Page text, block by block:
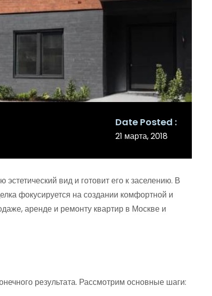
Date Posted
21 марта, 2018
вид и готовит его к заселению. В
фокусируется на создании комфортной и
аренде и ремонту квартир в Москве и
результата. Рассмотрим основные шаги: